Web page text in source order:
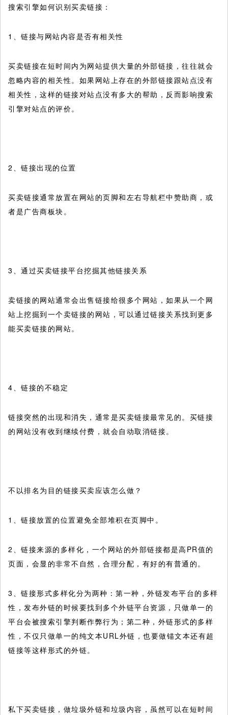
搜索引擎如何识别买卖链接：
1、链接与网站内容是否有相关性
买卖链接在短时间内为网站提供大量的外部链接，往往就会
忽略内容的相关性。如果网站上存在的外部链接跟站点没有
相关性，这样的链接对站点没有多大的帮助，反而影响搜索
引擎对站点的评价。
2、链接出现的位置
买卖链接通常放置在网站的页脚和左右导航栏中赞助商，或
者是广告商板块。
3、通过买卖链接平台挖掘其他链接关系
卖链接的网站通常会出售链接给很多个网站，如果从一个网
站上挖掘到一个卖链接的网站，可以通过链接关系找到更多
能买卖链接的网站。
4、链接的不稳定
链接突然的出现和消失，通常是买卖链接最常见的。买链接
的网站没有收到继续付费，就会自动取消链接。
不以排名为目的链接买卖应该怎么做？
1、链接放置的位置避免全部堆积在页脚中。
2、链接来源的多样化，一个网站的外部链接都是高PR值的
页面，会显的非常不自然，合理分配，有好的有普通的。
3、链接形式多样化分为两种：第一种，外链发布平台的多样
性，发布外链的时候要找到多个外链平台资源，只做单一的
平台会被搜索引擎判断作弊行为；第二种，外链形式的多样
性，不仅只做单一的纯文本URL外链，也要做锚文本还有超
链接等这样形式的外链。
私下买卖链接，做垃圾外链和垃圾内容，虽然可以在短时间